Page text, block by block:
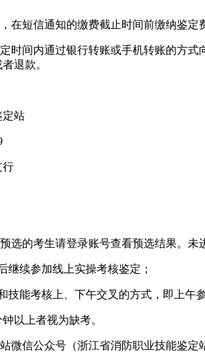
在短信通知的缴费截止时间前缴纳鉴定
时间内通过银行转账或手机转账的方
退款。
定站
行
选的考生请登录账号查看预选结果。
继续参加线上实操考核鉴定；
技能考核上、下午交叉的方式，即上
以上者视为缺考。
微信公众号（浙江省消防职业技能鉴定